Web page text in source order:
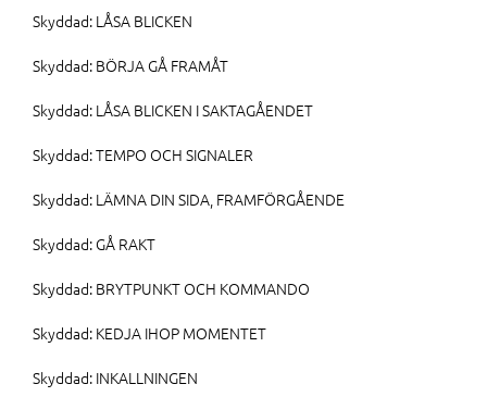
Skyddad: LÅSA BLICKEN
Skyddad: BÖRJA GÅ FRAMÅT
Skyddad: LÅSA BLICKEN I SAKTAGÅENDET
Skyddad: TEMPO OCH SIGNALER
Skyddad: LÄMNA DIN SIDA, FRAMFÖRGÅENDE
Skyddad: GÅ RAKT
Skyddad: BRYTPUNKT OCH KOMMANDO
Skyddad: KEDJA IHOP MOMENTET
Skyddad: INKALLNINGEN